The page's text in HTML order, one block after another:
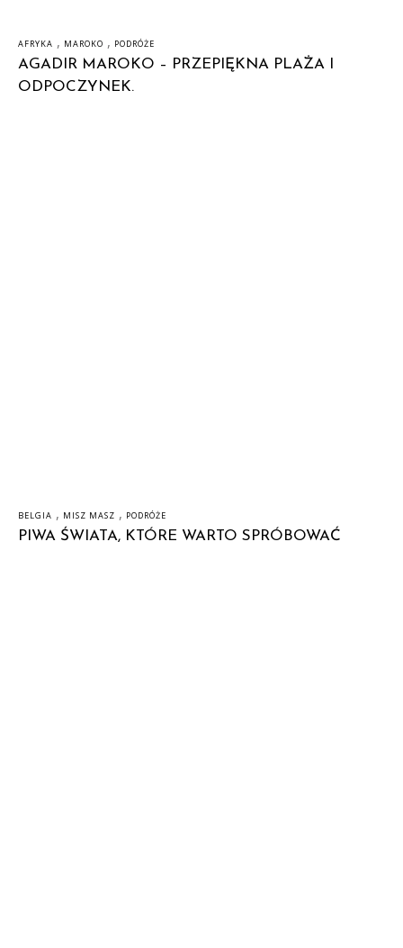
AFRYKA , MAROKO , PODRÓŻE
AGADIR MAROKO – PRZEPIĘKNA PLAŻA I
ODPOCZYNEK.
BELGIA , MISZ MASZ , PODRÓŻE
PIWA ŚWIATA, KTÓRE WARTO SPRÓBOWAĆ